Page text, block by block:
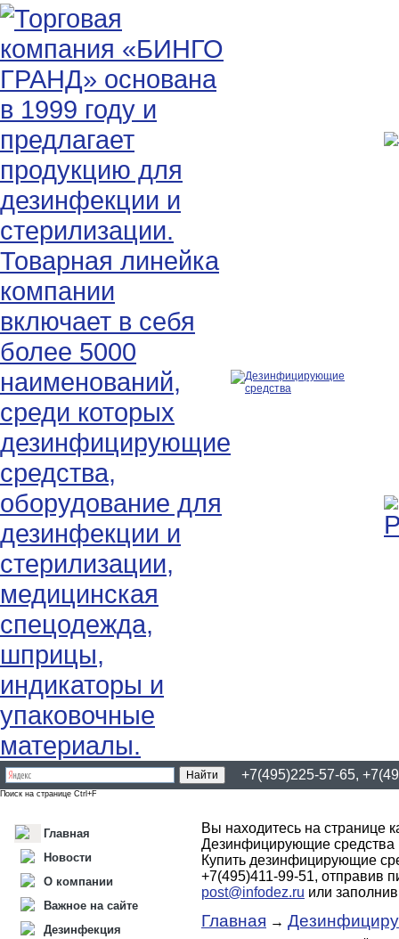
+7(495)225-57-65,
Поиск на странице Ctrl+F
Главная
Новости
О компании
Важное на сайте
Дезинфекция
Вы находитесь на странице
Дезинфицирующие средства
Купить дезинфицирующие
+7(495)411-99-51, отправив
post@infodez.ru или
Главная →